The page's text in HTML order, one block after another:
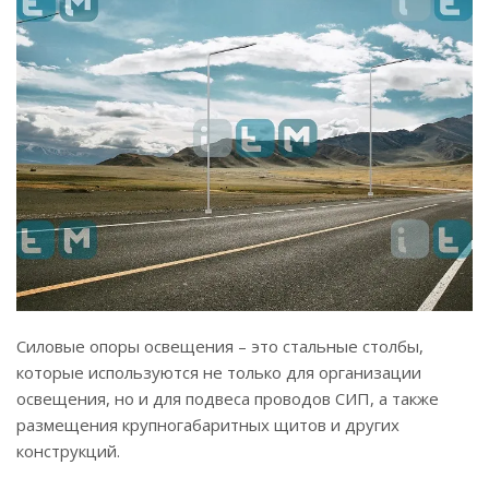
Силовые опоры освещения – это стальные столбы,
которые используются не только для организации
освещения, но и для подвеса проводов СИП, а также
размещения крупногабаритных щитов и других
конструкций.